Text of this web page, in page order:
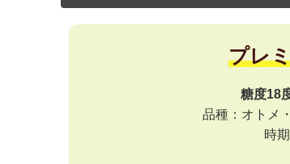
プレ
糖度18
品種：オトメ
時